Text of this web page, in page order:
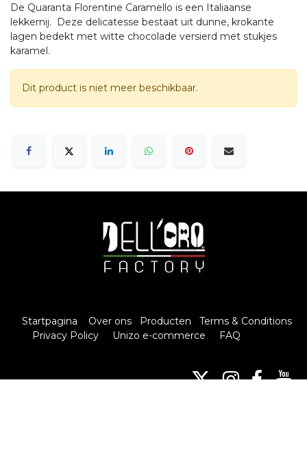
De Quaranta Florentine Caramello is een Italiaanse
lekkernij. Deze delicatesse bestaat uit dunne, krokante
lagen bedekt met witte chocolade versierd met stukjes
karamel.
Dit product is niet meer beschikbaar.
Startpagina Over ons Producten
Terms & Conditions
Privacy Policy
Unizo e-commerce FAQ